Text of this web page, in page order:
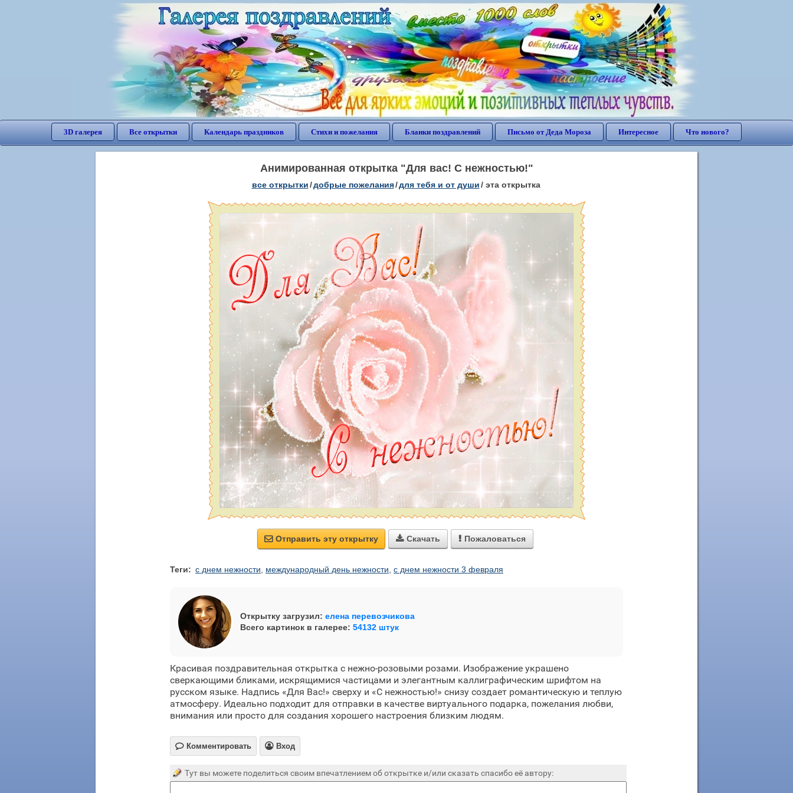
3D галерея Все открытки Календарь праздников Стихи и пожелания Бланки поздравлений Письмо от Деда Мороза Интересное Что нового?
Анимированная открытка "Для вас! С нежностью!"
все открытки/добрые пожелания/для тебя и от души/ эта открытка
 Отправить эту открытку  Скачать  Пожаловаться
Теги: с днем нежности международный день нежности с днем нежности 3 февраля
Открытку загрузил: елена перевозчикова
Всего картинок в галерее: 54132 штук
Красивая поздравительная открытка с нежно-розовыми розами. Изображение украшено
сверкающими бликами, искрящимися частицами и элегантным каллиграфическим шрифтом на
русском языке. Надпись «Для Вас!» сверху и «С нежностью!» снизу создает романтическую и теплую
атмосферу. Идеально подходит для отправки в качестве виртуального подарка, пожелания любви,
внимания или просто для создания хорошего настроения близким людям.
 Комментировать  Вход
Тут вы можете поделиться своим впечатлением об открытке и/или сказать спасибо её автору: